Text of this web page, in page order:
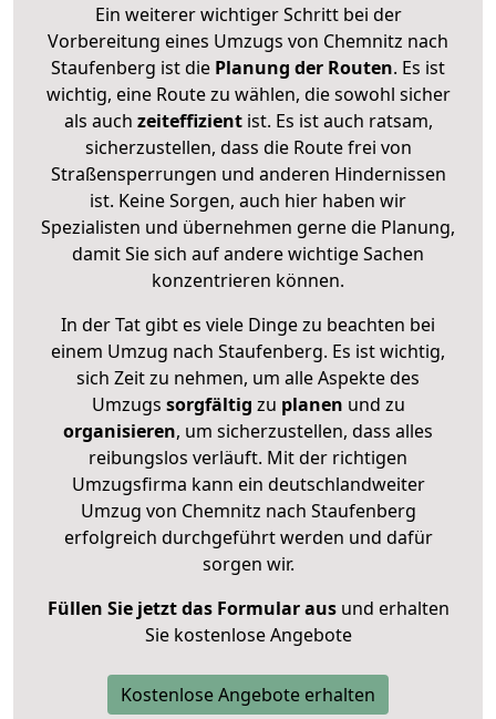
Ein weiterer wichtiger Schritt bei der
Vorbereitung eines Umzugs von Chemnitz nach
Staufenberg ist die Planung der Routen. Es ist
wichtig, eine Route zu wählen, die sowohl sicher
als auch zeiteffizientist. Es ist auch ratsam,
sicherzustellen, dass die Route frei von
Straßensperrungen und anderen Hindernissen
ist. Keine Sorgen, auch hier haben wir
Spezialisten und übernehmen gerne die Planung,
damit Sie sich auf andere wichtige Sachen
konzentrieren können.
In der Tat gibt es viele Dinge zu beachten bei
einem Umzug nach Staufenberg. Es ist wichtig,
sich Zeit zu nehmen, um alle Aspekte des
Umzugs sorgfältig zu planen und zu
organisieren, um sicherzustellen, dass alles
reibungslos verläuft. Mit der richtigen
Umzugsfirma kann ein deutschlandweiter
Umzug von Chemnitz nach Staufenberg
erfolgreich durchgeführt werden und dafür
sorgen wir.
Füllen Sie jetzt das Formular ausund erhalten
Sie kostenlose Angebote
Kostenlose Angebote erhalten